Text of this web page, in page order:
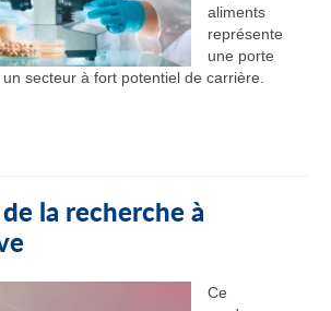
aliments
représente
une porte
secteur à fort potentiel de carrière.
de la recherche à
Ce